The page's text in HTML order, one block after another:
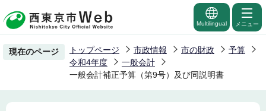
の
ー
の
先
Multilingual メニュー
現在のページ トップページ 市政情報 市の財政
予算
令和4年度
一般会計
一般会計補正予算（第9号）及び同説明書